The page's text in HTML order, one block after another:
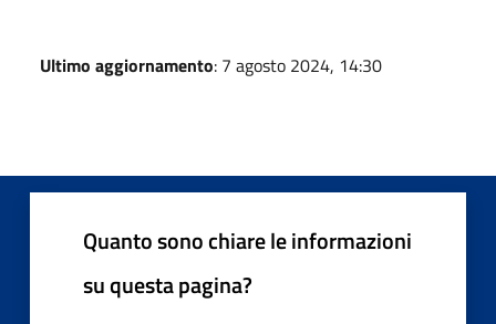
Ultimo aggiornamento: 7 agosto 2024, 14:30
Quanto sono chiare le informazioni
su questa pagina?